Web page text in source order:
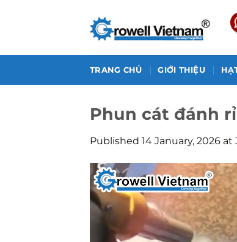
TRANG CHỦ GIỚI THIỆU
Phun cát đánh
Published 14 January, 2026 at